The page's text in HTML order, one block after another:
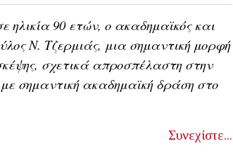
ηλικία 90 ετών, ο ακαδημαϊκός και
Ν. Τζερμιάς, μια σημαντική μορφή
σχετικά απροσπέλαστη στην
σημαντική ακαδημαϊκή δράση στο
Συνεχίστε...